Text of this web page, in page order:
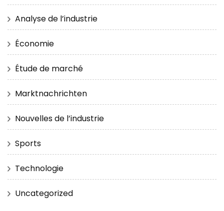
Analyse de l’industrie
Économie
Étude de marché
Marktnachrichten
Nouvelles de l’industrie
Sports
Technologie
Uncategorized